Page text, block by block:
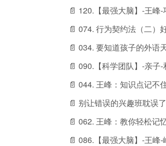
📄 120.【最强大脑】-王峰
📄 074. 行为契约法（二）
📄 034. 要知道孩子的外语
📄 090.【科学团队】-亲子
📄 044. 王峰：知识点记不
📄 别让错误的兴趣班耽误
📄 062. 王峰：教你轻松记
📄 086.【最强大脑】-王峰